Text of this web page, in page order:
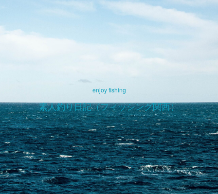
enjoy fishing
素人釣り日記（フィッシング関西）